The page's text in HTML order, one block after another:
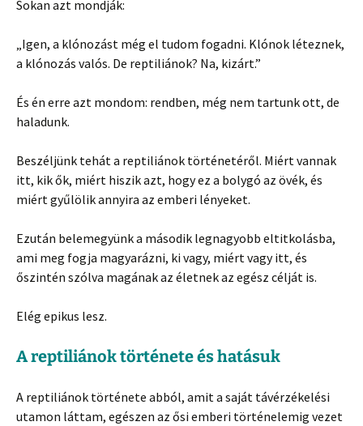
Sokan azt mondják:
„Igen, a klónozást még el tudom fogadni. Klónok léteznek,
a klónozás valós. De reptiliánok? Na, kizárt.”
És én erre azt mondom: rendben, még nem tartunk ott, de
haladunk.
Beszéljünk tehát a reptiliánok történetéről. Miért vannak
itt, kik ők, miért hiszik azt, hogy ez a bolygó az övék, és
miért gyűlölik annyira az emberi lényeket.
Ezután belemegyünk a második legnagyobb eltitkolásba,
ami meg fogja magyarázni, ki vagy, miért vagy itt, és
őszintén szólva magának az életnek az egész célját is.
Elég epikus lesz.
A reptiliánok története és hatásuk
A reptiliánok története abból, amit a saját távérzékelési
utamon láttam, egészen az ősi emberi történelemig vezet